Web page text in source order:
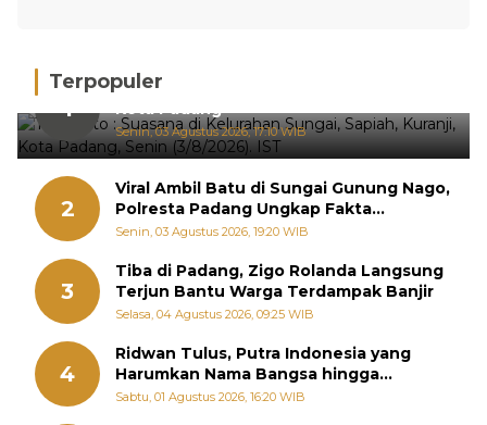
Terpopuler
1
Hujan Deras, 15 Titik Banjir Terdeteksi di
Kota Padang
Senin, 03 Agustus 2026, 17:10 WIB
2
Viral Ambil Batu di Sungai Gunung Nago,
Polresta Padang Ungkap Fakta
Sebenarnya
Senin, 03 Agustus 2026, 19:20 WIB
3
Tiba di Padang, Zigo Rolanda Langsung
Terjun Bantu Warga Terdampak Banjir
Selasa, 04 Agustus 2026, 09:25 WIB
4
Ridwan Tulus, Putra Indonesia yang
Harumkan Nama Bangsa hingga
Diabadikan dalam Buku Jepang
Sabtu, 01 Agustus 2026, 16:20 WIB